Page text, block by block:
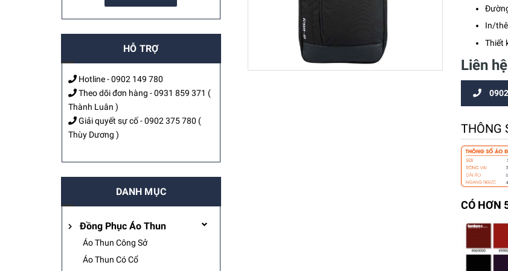
In/
Thiết
Liên hệ
THÔNG
CÓ HƠN
HỖ TRỢ
Hotline -0902 149 780
Theo dõi đơn hàng -0931 859 371 (
Thành Luân )
Giải quyết sự cố -0902 375 780 (
Thùy Dương )
DANH MỤC
Đồng Phục Áo Thun
Áo Thun Công Sở
Áo Thun Có Cổ